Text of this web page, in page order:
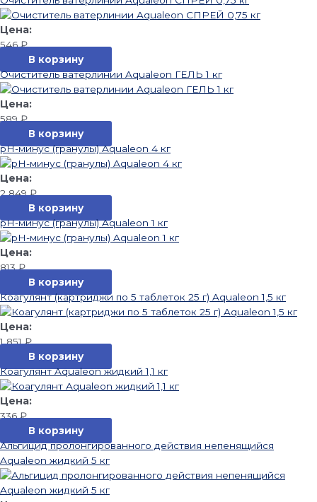
546₽
В корзину
Очиститель ватерлинии Aqualeon ГЕЛЬ 1 кг
589₽
В корзину
pН-минус (гранулы) Aqualeon 4 кг
2 849₽
В корзину
pН-минус (гранулы) Aqualeon 1 кг
813₽
В корзину
Коагулянт (картриджи по 5 таблеток 25 г) Aqualeon 1,5 кг
1 851₽
В корзину
Коагулянт Aqualeon жидкий 1,1 кг
336₽
В корзину
Альгицид пролонгированного действия непенящийся
Aqualeon жидкий 5 кг